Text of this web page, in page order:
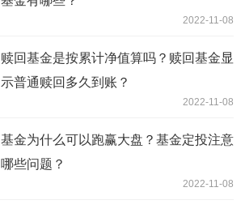
2022-11-08
赎回基金是按累计净值算吗？赎回基金显
示普通赎回多久到账？
2022-11-08
基金为什么可以跑赢大盘？基金定投注意
哪些问题？
2022-11-08